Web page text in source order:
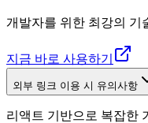
개발자를 위한 최강의 기
지금 바로 사용하기
외부 링크 이용 시 유의사항
리액트 기반으로 복잡한